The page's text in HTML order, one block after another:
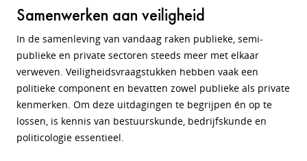
Samenwerken aan veiligheid
In de samenleving van vandaag raken publieke, semi-
publieke en private sectoren steeds meer met elkaar
verweven. Veiligheidsvraagstukken hebben vaak een
politieke component en bevatten zowel publieke als private
kenmerken. Om deze uitdagingen te begrijpen én op te
lossen, is kennis van bestuurskunde, bedrijfskunde en
politicologie essentieel.